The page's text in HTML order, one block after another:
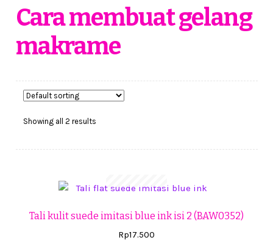
Kursus Kerajinan Tangan
My Account
Cekresi
Checkout
Cara membuat gelang
makrame
Showing all 2 results
Tali kulit suede imitasi blue ink isi 2 (BAW0352)
Rp17.500